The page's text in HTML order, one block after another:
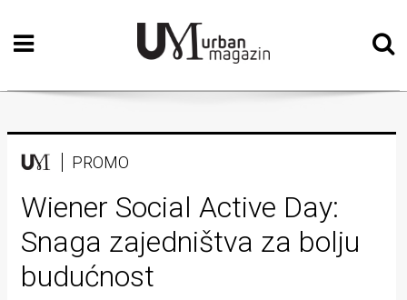
Početna
Vizualne
Teatar
Književnost
Muzika
Film
PROMO
Wiener Social Active Day:
Snaga zajedništva za bolju
budućnost